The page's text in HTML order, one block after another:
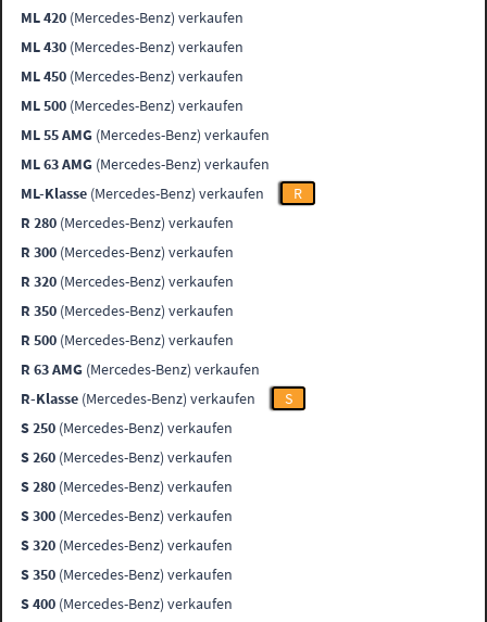
ML 420 (Mercedes-Benz) verkaufen
ML 430 (Mercedes-Benz) verkaufen
ML 450 (Mercedes-Benz) verkaufen
ML 500 (Mercedes-Benz) verkaufen
ML 55 AMG (Mercedes-Benz) verkaufen
ML 63 AMG (Mercedes-Benz) verkaufen
ML-Klasse (Mercedes-Benz) verkaufen
R
R 280 (Mercedes-Benz) verkaufen
R 300 (Mercedes-Benz) verkaufen
R 320 (Mercedes-Benz) verkaufen
R 350 (Mercedes-Benz) verkaufen
R 500 (Mercedes-Benz) verkaufen
R 63 AMG (Mercedes-Benz) verkaufen
R-Klasse (Mercedes-Benz) verkaufen
S
S 250 (Mercedes-Benz) verkaufen
S 260 (Mercedes-Benz) verkaufen
S 280 (Mercedes-Benz) verkaufen
S 300 (Mercedes-Benz) verkaufen
S 320 (Mercedes-Benz) verkaufen
S 350 (Mercedes-Benz) verkaufen
S 400 (Mercedes-Benz) verkaufen